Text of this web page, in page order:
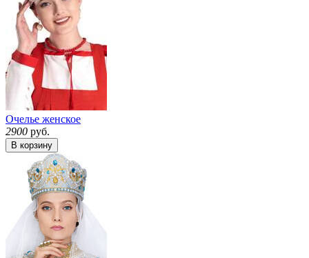
Очелье женское
2900 руб.
В корзину